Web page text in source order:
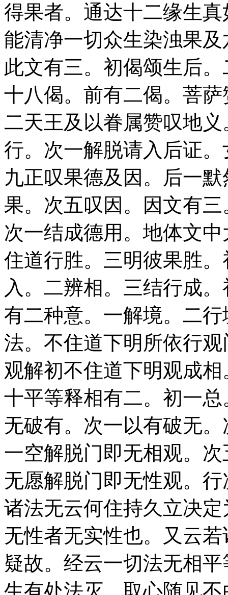
得果者。通达十二缘生
能清净一切众生染浊果
此文有三。初偈颂生后
十八偈。前有二偈。菩
二天王及以眷属赞叹地
行。次一解脱请入后证
九正叹果德及因。后一
果。次五叹因。因文有
次一结成德用。地体文
住道行胜。三明彼果胜
入。二辨相。三结行成
有二种意。一解境。二
法。不住道下明所依行
观解初不住道下明观成
十平等释相有二。初一
无破有。次一以有破无
一空解脱门即无相观。
无愿解脱门即无性观。
诸法无云何住持久立决
无性者无实性也。又云
疑故。经云一切法无相
生有处法灭。取心随见